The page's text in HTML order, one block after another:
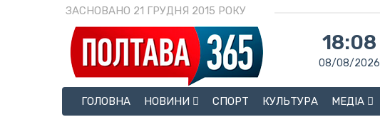
ЗАСНОВАНО 21 ГРУДНЯ 2015 РОКУ
18:08
08/08/2026
ГОЛОВНА
НОВИНИ СПОРТ КУЛЬТУРА МЕДІА